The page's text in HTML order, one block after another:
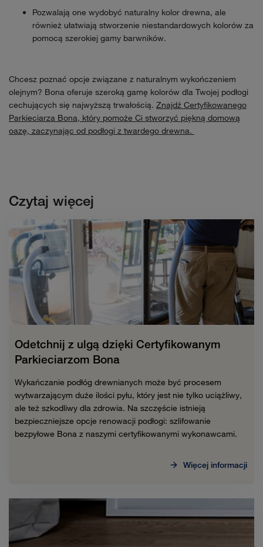
Pozwalają one wydobyć naturalny kolor drewna, ale
również ułatwiają stworzenie niestandardowych kolorów za
pomocą szerokiej gamy barwników.
Chcesz poznać opcje związane z naturalnym wykończeniem
olejnym? Bona oferuje szeroką gamę kolorów dla Twojej podłogi
cechujących się najwyższą trwałością. Znajdź Certyfikowanego
Parkieciarza Bona, który pomoże Ci stworzyć piękną domową
oazę, zaczynając od podłogi z twardego drewna.
Czytaj więcej
Odetchnij z ulgą dzięki Certyfikowanym
Parkieciarzom Bona
Wykańczanie podłóg drewnianych może być procesem
wytwarzającym duże ilości pyłu, który jest nie tylko uciążliwy,
ale też szkodliwy dla zdrowia. Na szczęście istnieją
bezpieczniejsze opcje renowacji podłogi: szlifowanie
bezpyłowe Bona z naszymi certyfikowanymi wykonawcami.
Więcej informacji